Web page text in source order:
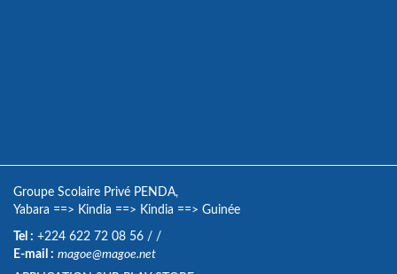
Groupe Scolaire Privé PENDA,
Yabara ==> Kindia ==> Kindia ==> Guinée
Tel : +224 622 72 08 56 / /
E-mail : magoe@magoe.net